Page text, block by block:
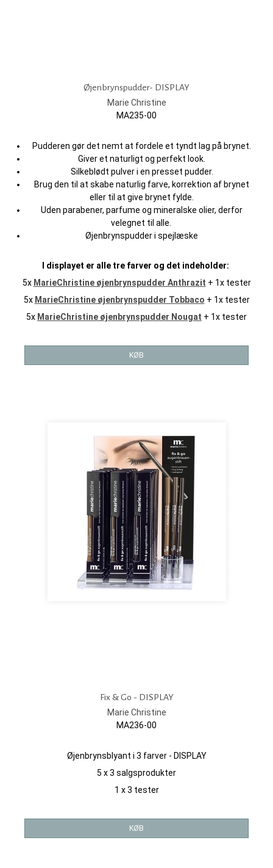
Øjenbrynspudder- DISPLAY
Marie Christine
MA235-00
Pudderen gør det nemt at fordele et tyndt lag på brynet.
Giver et naturligt og perfekt look.
Silkeblødt pulver i en presset pudder.
Brug den til at skabe naturlig farve, korrektion af brynet
eller til at give brynet fylde.
Uden parabener, parfume og mineralske olier, derfor
velegnet til alle.
Øjenbrynspudder i spejlæske
I displayet er alle tre farver og det indeholder:
5x MarieChristine øjenbrynspudder Anthrazit + 1x tester
5x MarieChristine øjenbrynspudder Tobbaco + 1x tester
5x MarieChristine øjenbrynspudder Nougat + 1x tester
KØB
Fix & Go - DISPLAY
Marie Christine
MA236-00
Øjenbrynsblyant i 3 farver - DISPLAY
5 x 3 salgsprodukter
1 x 3 tester
KØB